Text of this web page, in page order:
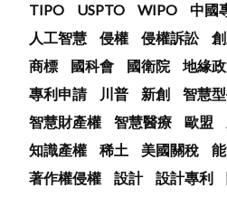
TIPO
USPTO WIPO 中國
人工智慧
侵權 侵權訴訟
商標
國科會 國衛院 地緣
專利申請
川普 新創 智慧
智慧財產權
智慧醫療 歐盟
知識產權
稀土 美國關稅
著作權侵權
設計 設計專利